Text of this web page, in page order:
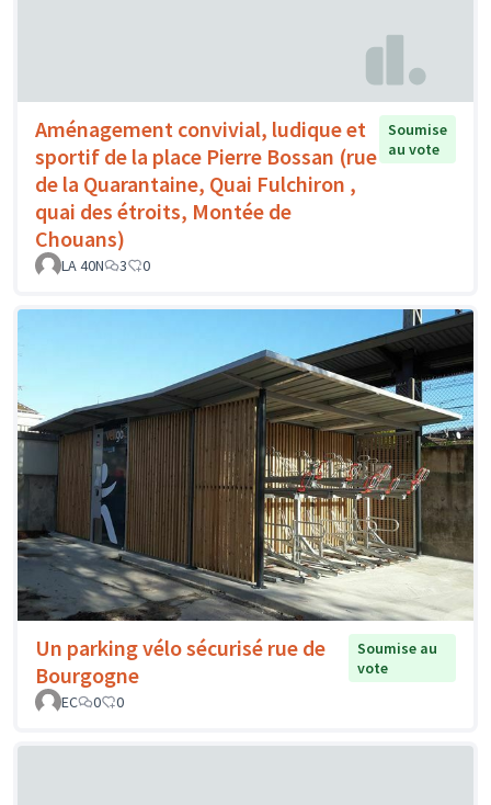
Aménagement convivial, ludique et
sportif de la place Pierre Bossan (rue
de la Quarantaine, Quai Fulchiron ,
quai des étroits, Montée de
Chouans)
Soumise
au vote
LA 40N 3 0
Un parking vélo sécurisé rue de
Bourgogne
Soumise au
vote
EC
0 0